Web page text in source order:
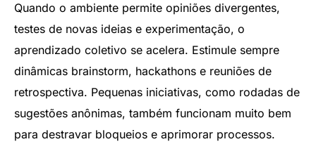
Quando o ambiente permite opiniões divergentes,
testes de novas ideias e experimentação, o
aprendizado coletivo se acelera. Estimule sempre
dinâmicas brainstorm, hackathons e reuniões de
retrospectiva. Pequenas iniciativas, como rodadas de
sugestões anônimas, também funcionam muito bem
para destravar bloqueios e aprimorar processos.